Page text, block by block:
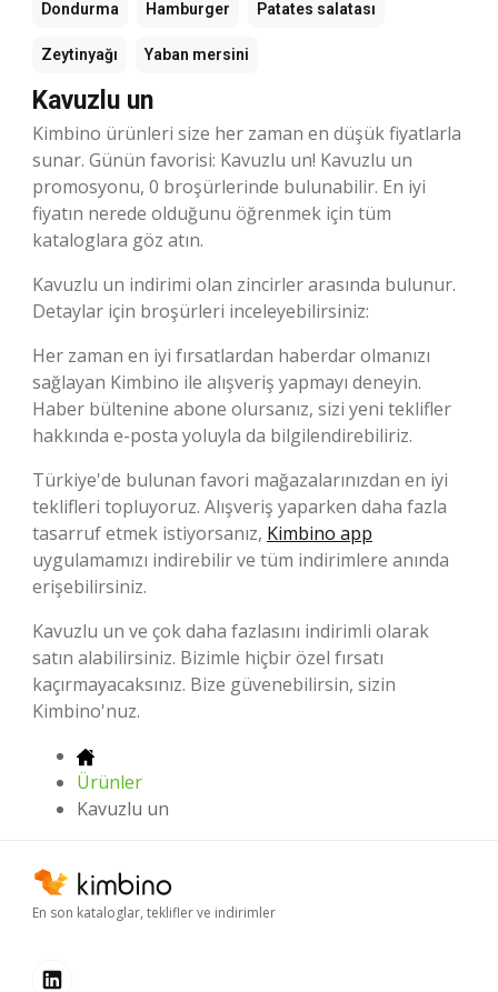
Dondurma Hamburger Patates salatası
Zeytinyağı Yaban mersini
Kavuzlu un
Kimbino ürünleri size her zaman en düşük fiyatlarla
sunar. Günün favorisi: Kavuzlu un! Kavuzlu un
promosyonu, 0 broşürlerinde bulunabilir. En iyi
fiyatın nerede olduğunu öğrenmek için tüm
kataloglara göz atın.
Kavuzlu un indirimi olan zincirler arasında bulunur.
Detaylar için broşürleri inceleyebilirsiniz:
Her zaman en iyi fırsatlardan haberdar olmanızı
sağlayan Kimbino ile alışveriş yapmayı deneyin.
Haber bültenine abone olursanız, sizi yeni teklifler
hakkında e-posta yoluyla da bilgilendirebiliriz.
Türkiye'de bulunan favori mağazalarınızdan en iyi
teklifleri topluyoruz. Alışveriş yaparken daha fazla
tasarruf etmek istiyorsanız, Kimbino app
uygulamamızı indirebilir ve tüm indirimlere anında
erişebilirsiniz.
Kavuzlu un ve çok daha fazlasını indirimli olarak
satın alabilirsiniz. Bizimle hiçbir özel fırsatı
kaçırmayacaksınız. Bize güvenebilirsin, sizin
Kimbino'nuz.
Ürünler
Kavuzlu un
En son kataloglar, teklifler ve indirimler